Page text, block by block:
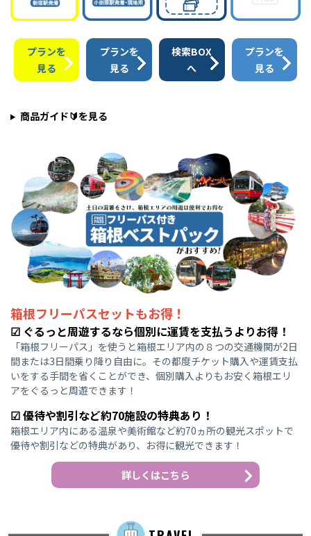
プランを
見る
プランを
見る
検索BOX
へ
プランを
見る
商品ガイド🔰を見る
箱根フリーパスセットもお得！
☑ ぐるっと周遊するなら個別に運賃を支払うよりお得！
「箱根フリーパス」を使うと箱根エリア内の８つの交通機関が2日
間または3日間乗り降り自由に。その都度チケット購入や運賃支払
いをする手間を省くことができ、個別購入よりもお安く箱根エリ
アをぐるっと周遊できます！
☑ 優待や割引など約70施設の特典あり！
箱根エリア内にある温泉や美術館など約70ヵ所の観光スポットで
優待や割引などの特典があり、お得に観光できます！
詳しくはこちら